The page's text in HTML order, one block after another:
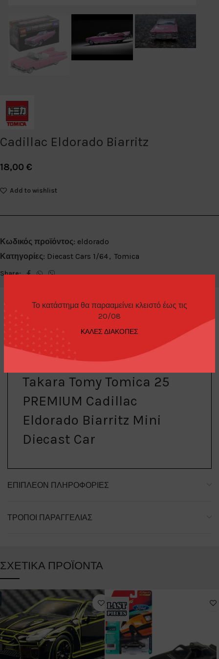
Το κατάστημα θα παρααμείνει κλειστό έως τις
20/08
ΚΑΛΕΣ ΔΙΑΚΟΠΕΣ
Cadillac Eldorado Biarritz
18,00 €
Add to wishlist
Κωδικός προϊόντος: eldorado
Κατηγορίες: Diecast Cars 1/64, Tomica
Share:
ΠΕΡΙΓΡΑΦΉ
Takara Tomy Tomica 25
PREMIUM Cadillac
Eldorado Biarritz Mini
Diecast Car
ΕΠΙΠΛΈΟΝ ΠΛΗΡΟΦΟΡΊΕΣ
ΤΡΌΠΟΙ ΠΑΡΑΓΓΕΛΊΑΣ
ΣΧΕΤΙΚΆ ΠΡΟΪΌΝΤΑ